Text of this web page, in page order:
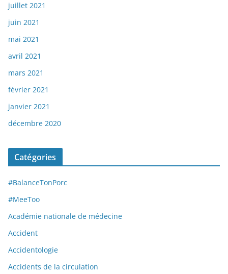
juillet 2021
juin 2021
mai 2021
avril 2021
mars 2021
février 2021
janvier 2021
décembre 2020
Catégories
#BalanceTonPorc
#MeeToo
Académie nationale de médecine
Accident
Accidentologie
Accidents de la circulation